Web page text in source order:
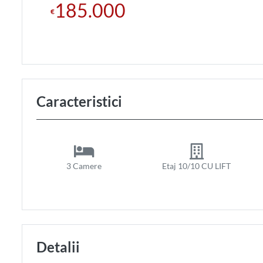
€ 185.000
Caracteristici
3 Camere Etaj 10/10 CU LIFT
Detalii